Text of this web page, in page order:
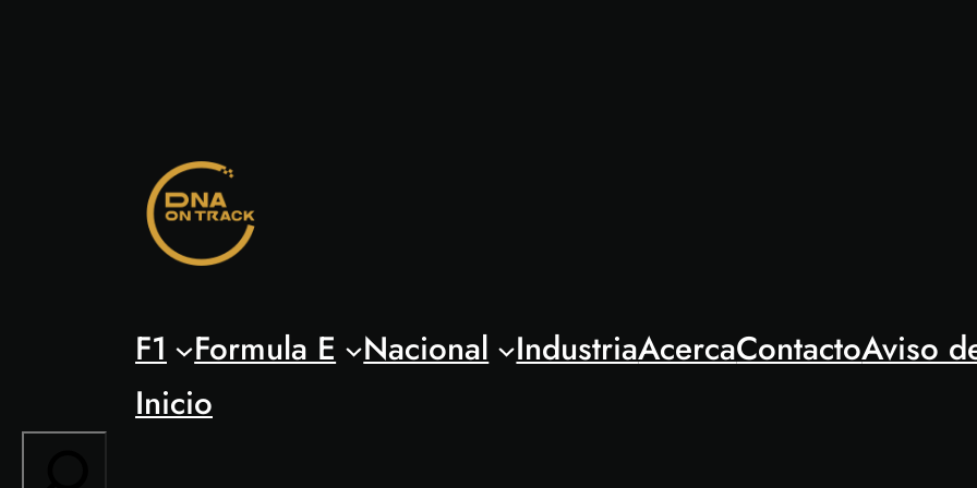
F1 Formula E Nacional IndustriaAcercaContactoAviso
Inicio